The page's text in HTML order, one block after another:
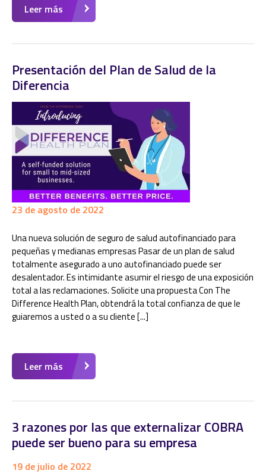
Leer más
Presentación del Plan de Salud de la
Diferencia
23 de agosto de 2022
Una nueva solución de seguro de salud autofinanciado para
pequeñas y medianas empresas Pasar de un plan de salud
totalmente asegurado a uno autofinanciado puede ser
desalentador. Es intimidante asumir el riesgo de una exposición
total a las reclamaciones. Solicite una propuesta Con The
Difference Health Plan, obtendrá la total confianza de que le
guiaremos a usted o a su cliente [...]
Leer más
3 razones por las que externalizar COBRA
puede ser bueno para su empresa
19 de julio de 2022